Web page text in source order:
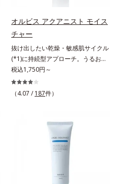
ぎます。*1 トリメチルシロキシケ
イ酸、ジメチコン配合＝汗や水、皮
脂をはじき、メイクくずれを防ぐ成
分*2 オリーブ葉エキス、ゴレンシ
葉エキス、加水分解ヒアルロン酸、
異性化糖配合＝保湿成分【ご使用方
法】2層タイプなので、必ず容器を
よく振ってからお使いください。メ
イクの仕上げに、顔から20cm程度
シュが目安）ミストを塗布後、肌に
触れずに乾くまでそのままお待ちく
オルビス アクアニスト モイス
チャー
抜け出したい乾燥・敏感肌サイクル
(*1)に持続型アプローチ。うるおい
を追求した敏感肌用保湿スキンケア
(*2)。うるおいを逃し、刺激を受け
やすい角層の“乾燥敏感スランプ
望の敏感肌用保湿スキンケアライン
「オルビス アクアニスト」。乾燥
敏感スランプの原因にアプローチす
る持続型トリプルアミノ酸(*4)を配
異物として排出されにくく、肌にと
税込1,750円～
（4.07 / 187件）